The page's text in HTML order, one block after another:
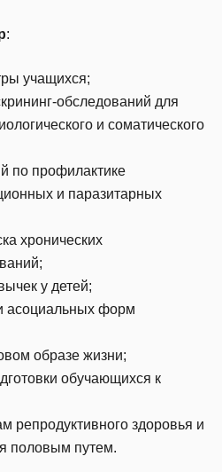
:
учащихся;
обследований для
и соматического
по профилактике
и паразитарных
хронических
у детей;
асоциальных форм
образе жизни;
обучающихся к
репродуктивного здоровья и
половым путем.